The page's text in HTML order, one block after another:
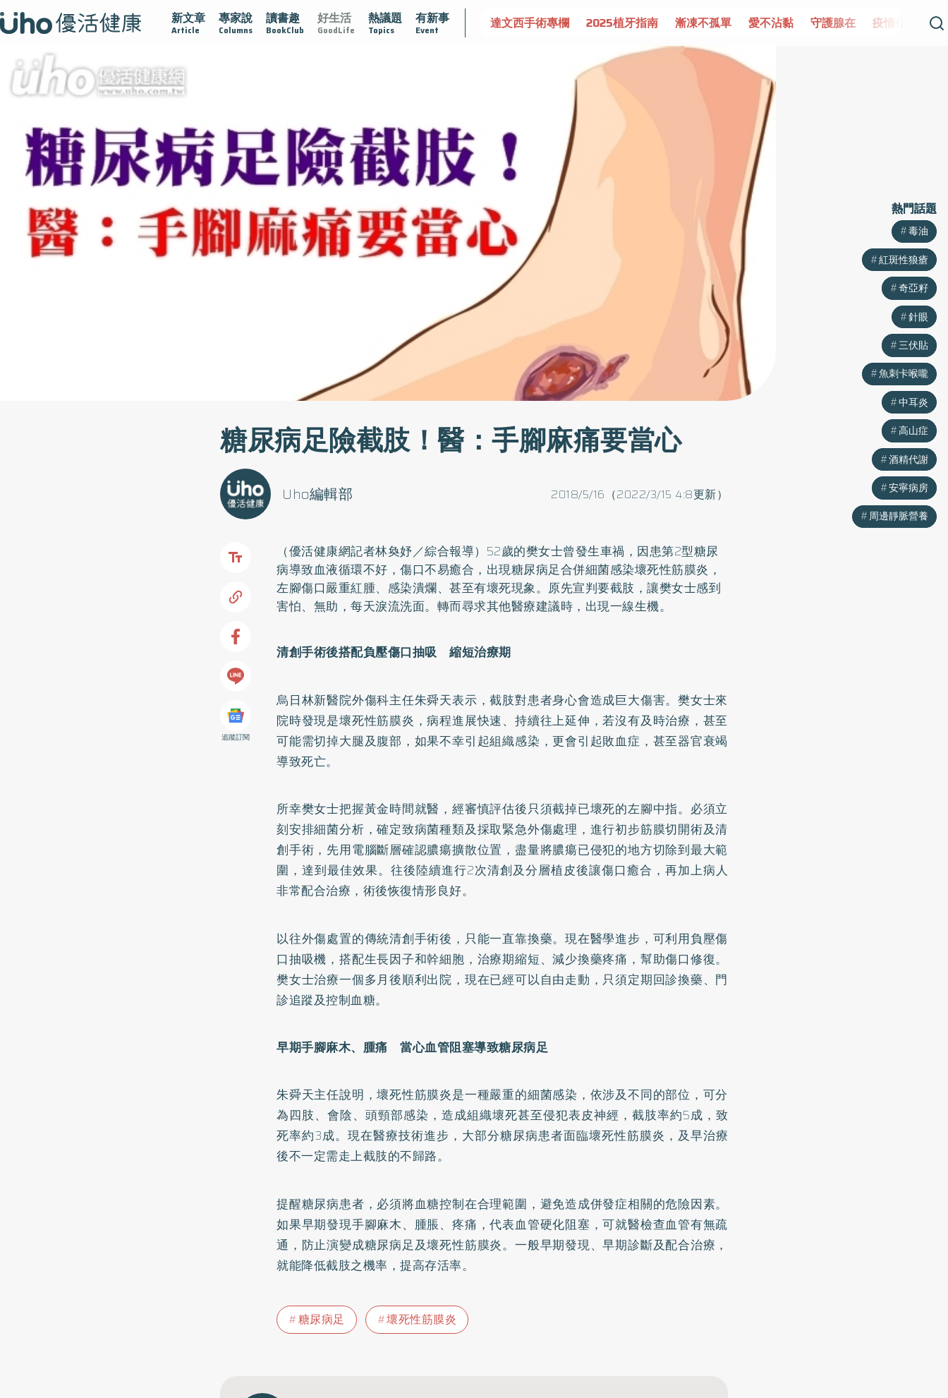
新文章
Article
專家說
Columns
讀書趣
BookClub
好生活
GoodLife
熱議題
Topics
有新事
Event
醫學 愛的未來視 認識攝護腺肥大 守護骨骼健康 達文西手術專欄 2025植牙指南 漸凍不孤單 愛不沾黏 守護腺在 疫情保衛戰 再生醫學 愛的未來視 認識攝護
糖尿病足險截肢！醫：手腳麻痛要當心
2018/5/16（2022/3/15 4:8更新）
Uho編輯部
追蹤訂閱
（優活健康網記者林奐妤／綜合報導）52歲的樊女士曾發生車禍，因患第2型糖尿
病導致血液循環不好，傷口不易癒合，出現糖尿病足合併細菌感染壞死性筋膜炎，
左腳傷口嚴重紅腫、感染潰爛、甚至有壞死現象。原先宣判要截肢，讓樊女士感到
害怕、無助，每天淚流洗面。轉而尋求其他醫療建議時，出現一線生機。
清創手術後搭配負壓傷口抽吸 縮短治療期
烏日林新醫院外傷科主任朱舜天表示，截肢對患者身心會造成巨大傷害。樊女士來
院時發現是壞死性筋膜炎，病程進展快速、持續往上延伸，若沒有及時治療，甚至
可能需切掉大腿及腹部，如果不幸引起組織感染，更會引起敗血症，甚至器官衰竭
導致死亡。
所幸樊女士把握黃金時間就醫，經審慎評估後只須截掉已壞死的左腳中指。必須立
刻安排細菌分析，確定致病菌種類及採取緊急外傷處理，進行初步筋膜切開術及清
創手術，先用電腦斷層確認膿瘍擴散位置，盡量將膿瘍已侵犯的地方切除到最大範
圍，達到最佳效果。往後陸續進行2次清創及分層植皮後讓傷口癒合，再加上病人
非常配合治療，術後恢復情形良好。
以往外傷處置的傳統清創手術後，只能一直靠換藥。現在醫學進步，可利用負壓傷
口抽吸機，搭配生長因子和幹細胞，治療期縮短、減少換藥疼痛，幫助傷口修復。
樊女士治療一個多月後順利出院，現在已經可以自由走動，只須定期回診換藥、門
診追蹤及控制血糖。
早期手腳麻木、腫痛 當心血管阻塞導致糖尿病足
朱舜天主任說明，壞死性筋膜炎是一種嚴重的細菌感染，依涉及不同的部位，可分
為四肢、會陰、頭頸部感染，造成組織壞死甚至侵犯表皮神經，截肢率約5成，致
死率約3成。現在醫療技術進步，大部分糖尿病患者面臨壞死性筋膜炎，及早治療
後不一定需走上截肢的不歸路。
提醒糖尿病患者，必須將血糖控制在合理範圍，避免造成併發症相關的危險因素。
如果早期發現手腳麻木、腫脹、疼痛，代表血管硬化阻塞，可就醫檢查血管有無疏
通，防止演變成糖尿病足及壞死性筋膜炎。一般早期發現、早期診斷及配合治療，
就能降低截肢之機率，提高存活率。
糖尿病足 壞死性筋膜炎
熱門話題
毒油
紅斑性狼瘡
奇亞籽
針眼
三伏貼
魚刺卡喉嚨
中耳炎
高山症
酒精代謝
安寧病房
周邊靜脈營養
熱門話題
毒油
紅斑性狼瘡
奇亞籽
針眼
三伏貼
魚刺卡喉嚨
中耳炎
高山症
酒精代謝
安寧病房
周邊靜脈營養